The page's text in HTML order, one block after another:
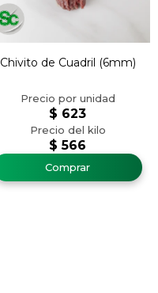
Chivito de Cuadril (6mm)
$ 566
$ 623